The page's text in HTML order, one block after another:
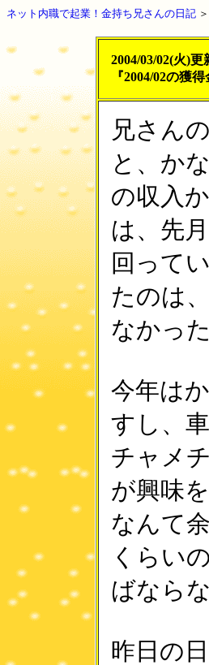
ネット内職で起業！金持ち兄さんの日記 ＞
2004/03/02(火)更
『2004/02の獲
兄さん
と、か
の収入
は、先
回って
たのは
なかっ
今年は
すし、
チャメ
が興味
なんて
くらい
ばなら
昨日の